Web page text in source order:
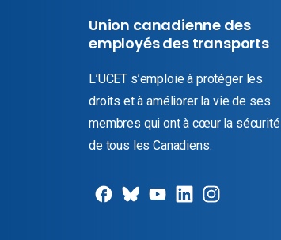
Union canadienne des
employés des transports
L’UCET s’emploie à protéger les
droits et à améliorer la vie de ses
membres qui ont à cœur la sécurité
de tous les Canadiens.